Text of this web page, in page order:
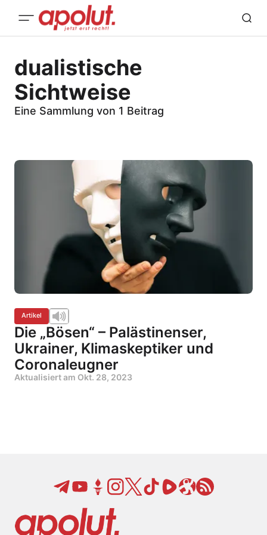
dualistische
Sichtweise
Eine Sammlung von 1 Beitrag
Artikel
Die „Bösen“ – Palästinenser,
Ukrainer, Klimaskeptiker und
Coronaleugner
Aktualisiert am Okt. 28, 2023